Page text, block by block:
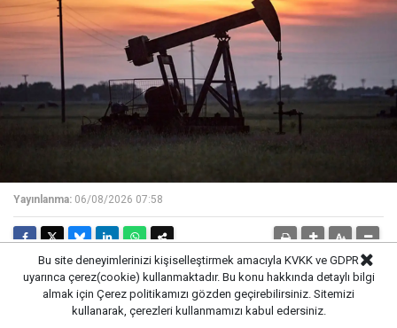
Yayınlanma: 06/08/2026 07:58
GAZETE PENCERE -Petrol perşembe günü, İran ile
Umman arasında yürütülen görüşmelerin ABD ile İran
Bu site deneyimlerinizi kişiselleştirmek amacıyla KVKK ve GDPR
uyarınca çerez(cookie) kullanmaktadır. Bu konu hakkında detaylı bilgi
almak için Çerez politikamızı gözden geçirebilirsiniz. Sitemizi
kullanarak, çerezleri kullanmamızı kabul edersiniz.